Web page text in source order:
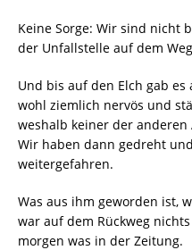
Keine Sorge: Wir sind nicht
der Unfallstelle auf dem
Und bis auf den Elch gab
wohl ziemlich nervös und
weshalb keiner der
Wir haben dann gedreht
weitergefahren.
Was aus ihm geworden ist,
war auf dem Rückweg
morgen was in der Zeitung.